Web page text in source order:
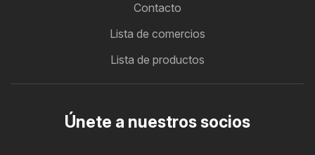
Contacto
Lista de comercios
Lista de productos
Únete a nuestros socios